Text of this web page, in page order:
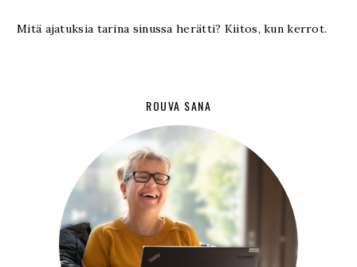
Mitä ajatuksia tarina sinussa herätti? Kiitos, kun kerrot.
ROUVA SANA